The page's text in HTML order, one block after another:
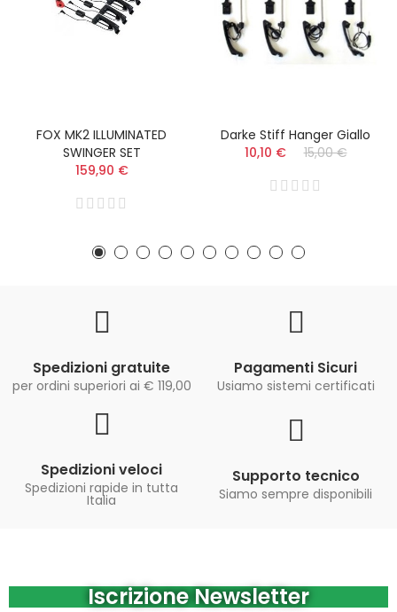
FOX MK2 ILLUMINATED
SWINGER SET
159,90 €
Darke Stiff Hanger Giallo
10,10 €
15,00 €
Spedizioni gratuite
per ordini superiori ai € 119,00
Pagamenti Sicuri
Usiamo sistemi certificati
Spedizioni veloci
Spedizioni rapide in tutta
Italia
Supporto tecnico
Siamo sempre disponibili
Iscrizione Newsletter